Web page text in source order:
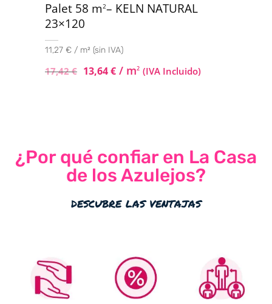
Palet 58 m2– KELN NATURAL
23×120
11,27 € / m² (sin IVA)
17,42€ 13,64€ / m2 (IVA Incluido)
¿Por qué confiar en La Casa
de los Azulejos?
descubre las ventajas